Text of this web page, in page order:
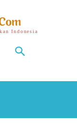
Indonesia